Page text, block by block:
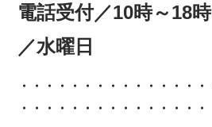
電話受付／10時～
／水曜日
・・・・・・・・・・・・
・・
・・・・・・・・・・・・・・・